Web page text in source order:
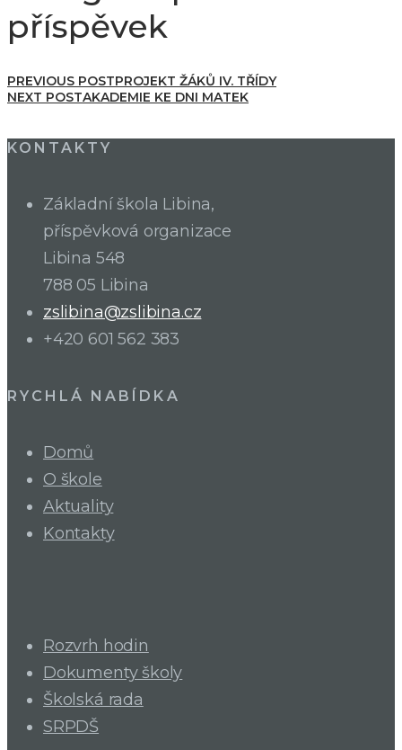
příspěvek
PREVIOUS POSTPROJEKT ŽÁKŮ IV. TŘÍDY
NEXT POSTAKADEMIE KE DNI MATEK
KONTAKTY
Základní škola Libina,
příspěvková organizace
Libina 548
788 05 Libina
zslibina@zslibina.cz
+420 601 562 383
RYCHLÁ NABÍDKA
Domů
O škole
Aktuality
Kontakty
Rozvrh hodin
Dokumenty školy
Školská rada
SRPDŠ